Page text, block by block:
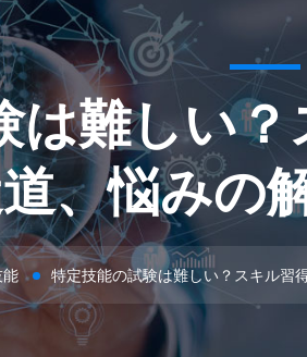
は難しい
、悩みの
能 特定技能の試験は難しい？スキル習